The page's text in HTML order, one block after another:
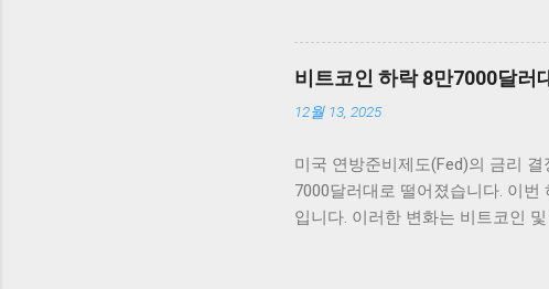
동안 떠나지 않았습니다. 이 결정
어떤 방향으로 얽혀 있는지 생각
아닙니다. 그런데도 이번 사건은
피해가 고객의 개인정보와 연결
를 조금 더 근본적으로 들여다보
이라는 작은 칩 안에는 사실 신분
데이터는 유심을 통해 보안 장치
에서 상상 이상으로 큰 위협으로
비트코인 하락 8만7000달러
12월 13, 2025
미국 연방준비제도(Fed)의 금리
7000달러대로 떨어졌습니다. 이
입니다. 이러한 변화는 비트코인
은 연준이 금리를 얼마나 인상할